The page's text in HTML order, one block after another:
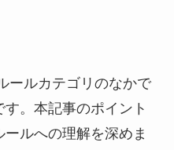
ールカテゴリのなかで
。本記事のポイント
ルへの理解を深めま